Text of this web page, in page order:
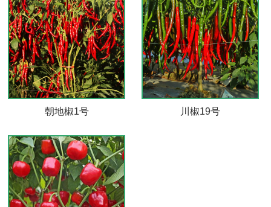
朝地椒1号 川椒19号